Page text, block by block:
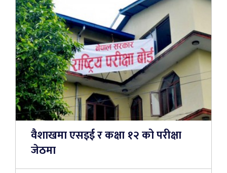
वैशाखमा एसइई र कक्षा १२ को परीक्षा
जेठमा